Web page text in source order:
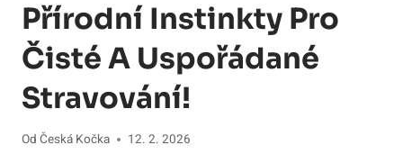
Přírodní Instinkty Pro
Čisté A Uspořádané
Stravování!
Od Česká Kočka 12. 2. 2026